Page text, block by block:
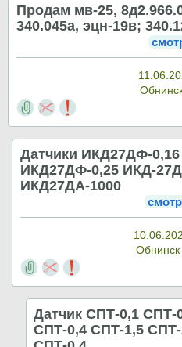
Продам мв-25,
340.045а, эцн-19в;
Датчики ИКД27ДФ-0,16
ИКД27ДФ-0,25 ИКД-
ИКД27ДА-1000
Обнинск
Датчик СПТ-0,1 СПТ-
СПТ-0,4 СПТ-1,5